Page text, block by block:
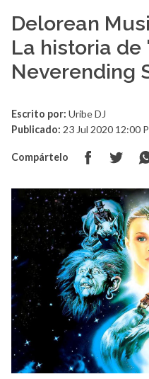
Delorean
La historia de
Neverending
Escrito por: Uribe DJ
Publicado: 23 Jul 2020 12:00
Compártelo